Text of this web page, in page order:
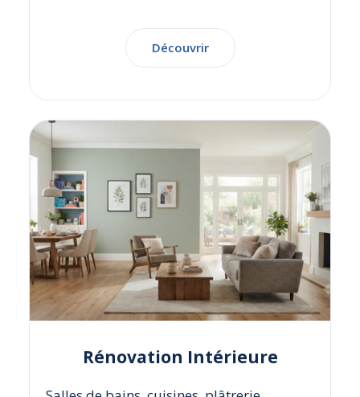
Découvrir
Rénovation Intérieure